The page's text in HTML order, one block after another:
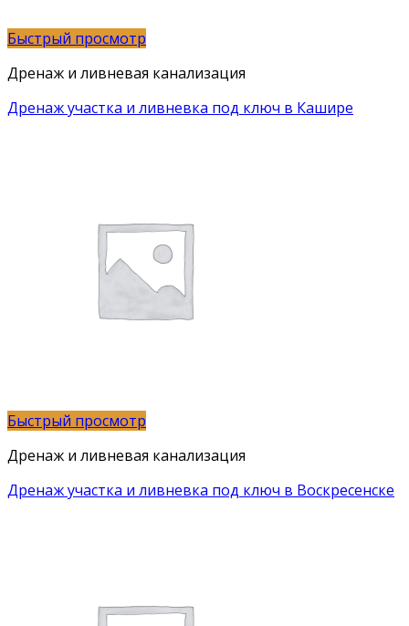
Быстрый просмотр
Дренаж и ливневая канализация
Дренаж участка и ливневка под ключ в Кашире
Быстрый просмотр
Дренаж и ливневая канализация
Дренаж участка и ливневка под ключ в Воскресенске